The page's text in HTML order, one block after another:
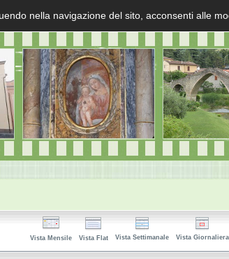
Vista Mensile Vista Flat Vista Settimanale Vista Giornaliera
nella navigazione del sito, acconsenti alle